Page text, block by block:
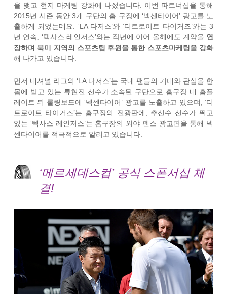
을 맺고 현지 마케팅 강화에 나섰습니다. 이번 파트너십을 통해
2015년 시즌 동안 3개 구단의 홈 구장에 ‘넥센타이어’ 광고를 노
출하게 되었는데요. ‘LA 다저스’와 ‘디트로이트 타이거즈’와는 3
년 연속, ‘텍사스 레인저스’와는 작년에 이어 올해에도 계약을 연
장하며 북미 지역의 스포츠팀 후원을 통한 스포츠마케팅을 강화
해 나가고 있습니다.
먼저 내셔널 리그의 ‘LA 다저스’는 국내 팬들의 기대와 관심을 한
몸에 받고 있는 류현진 선수가 소속된 구단으로 홈구장 내 홈플
레이트 뒤 롤링보드에 ‘넥센타이어’ 광고를 노출하고 있으며, ‘디
트로이트 타이거즈’는 홈구장의 전광판에, 추신수 선수가 뛰고
있는 ‘텍사스 레인저스’는 홈구장의 외야 펜스 광고판을 통해 넥
센타이어를 적극적으로 알리고 있습니다.
‘메르세데스컵’ 공식 스폰서십 체
결!